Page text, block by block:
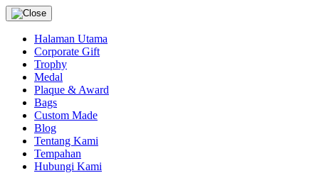
Halaman Utama
Corporate Gift
Trophy
Medal
Plaque & Award
Bags
Custom Made
Blog
Tentang Kami
Tempahan
Hubungi Kami